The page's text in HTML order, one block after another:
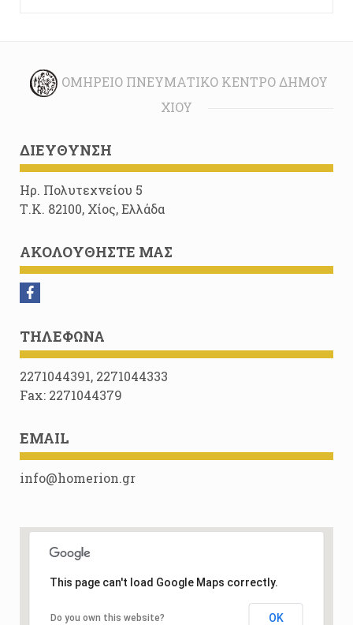
ΟΜΉΡΕΙΟ ΠΝΕΥΜΑΤΙΚΌ ΚΈΝΤΡΟ ΔΉΜΟΥ
ΧΊΟΥ
ΔΙΕΎΘΥΝΣΗ
Ηρ. Πολυτεχνείου 5
Τ.Κ. 82100, Χίος, Ελλάδα
ΑΚΟΛΟΥΘΉΣΤΕ ΜΑΣ
ΤΗΛΈΦΩΝΑ
2271044391, 2271044333
Fax: 2271044379
EMAIL
info@homerion.gr
This page can't load Google Maps correctly.
Do you own this website? OK